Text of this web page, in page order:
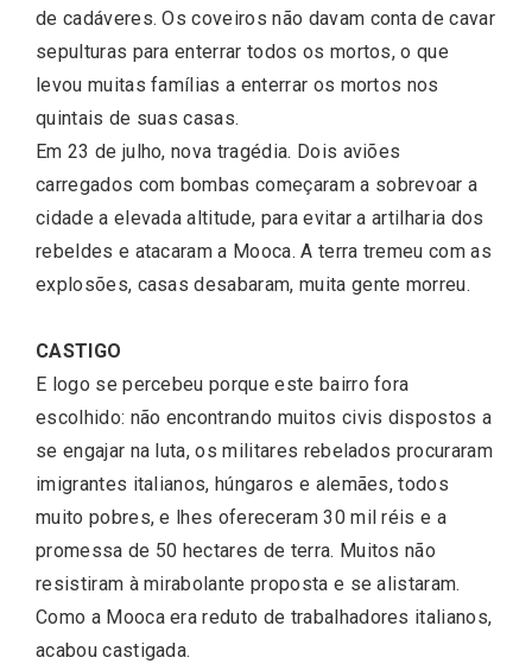
de cadáveres. Os coveiros não davam conta de cavar
sepulturas para enterrar todos os mortos, o que
levou muitas famílias a enterrar os mortos nos
quintais de suas casas.
Em 23 de julho, nova tragédia. Dois aviões
carregados com bombas começaram a sobrevoar a
cidade a elevada altitude, para evitar a artilharia dos
rebeldes e atacaram a Mooca. A terra tremeu com as
explosões, casas desabaram, muita gente morreu.
CASTIGO
E logo se percebeu porque este bairro fora
escolhido: não encontrando muitos civis dispostos a
se engajar na luta, os militares rebelados procuraram
imigrantes italianos, húngaros e alemães, todos
muito pobres, e lhes ofereceram 30 mil réis e a
promessa de 50 hectares de terra. Muitos não
resistiram à mirabolante proposta e se alistaram.
Como a Mooca era reduto de trabalhadores italianos,
acabou castigada.